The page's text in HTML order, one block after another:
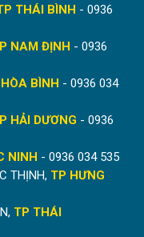
THÁI BÌNH - 0936
NAM ĐỊNH - 0936
BÌNH - 0936 034
HẢI DƯƠNG - 0936
NINH - 0936 034 535
THỊNH, TP HƯNG
TP THÁI